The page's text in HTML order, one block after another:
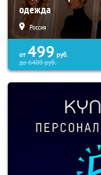
одежда
Россия
от 499 руб.
до6400руб.